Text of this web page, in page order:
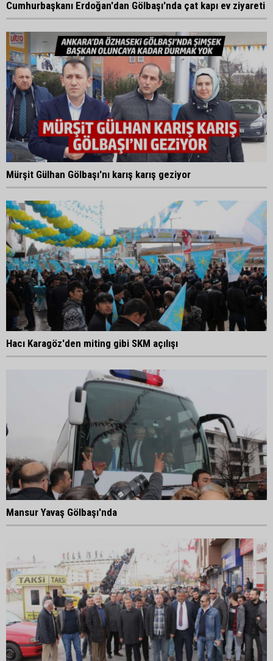
Cumhurbaşkanı Erdoğan'dan Gölbaşı'nda çat kapı ev ziyareti
Mürşit Gülhan Gölbaşı'nı karış karış geziyor
Hacı Karagöz'den miting gibi SKM açılışı
Mansur Yavaş Gölbaşı'nda